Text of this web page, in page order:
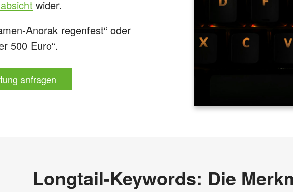
wider.
Anorak regenfest“ oder
500 Euro“.
anfragen
Longtail-Keywords: Die